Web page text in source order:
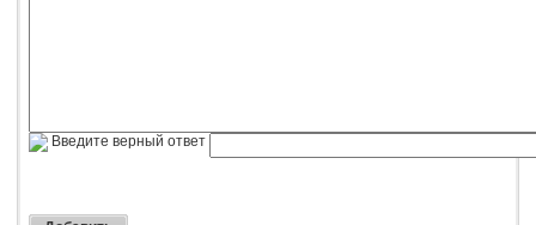
Введите верный ответ